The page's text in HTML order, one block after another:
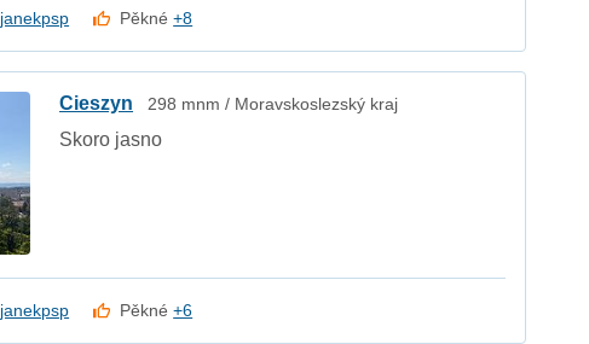
janekpsp Pěkné+8
Cieszyn 298 mnm / Moravskoslezský kraj
Skoro jasno
janekpsp Pěkné+6